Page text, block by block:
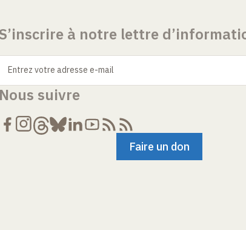
à notre lettre
Entrez votre adresse e-mail
suivre
Faire un don